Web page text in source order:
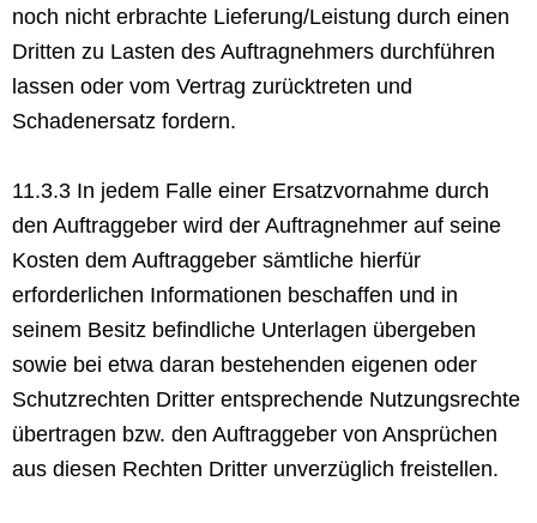
noch nicht erbrachte Lieferung/Leistung durch einen
Dritten zu Lasten des Auftragnehmers durchführen
lassen oder vom Vertrag zurücktreten und
Schadenersatz fordern.
11.3.3 In jedem Falle einer Ersatzvornahme durch
den Auftraggeber wird der Auftragnehmer auf seine
Kosten dem Auftraggeber sämtliche hierfür
erforderlichen Informationen beschaffen und in
seinem Besitz befindliche Unterlagen übergeben
sowie bei etwa daran bestehenden eigenen oder
Schutzrechten Dritter entsprechende Nutzungsrechte
übertragen bzw. den Auftraggeber von Ansprüchen
aus diesen Rechten Dritter unverzüglich freistellen.